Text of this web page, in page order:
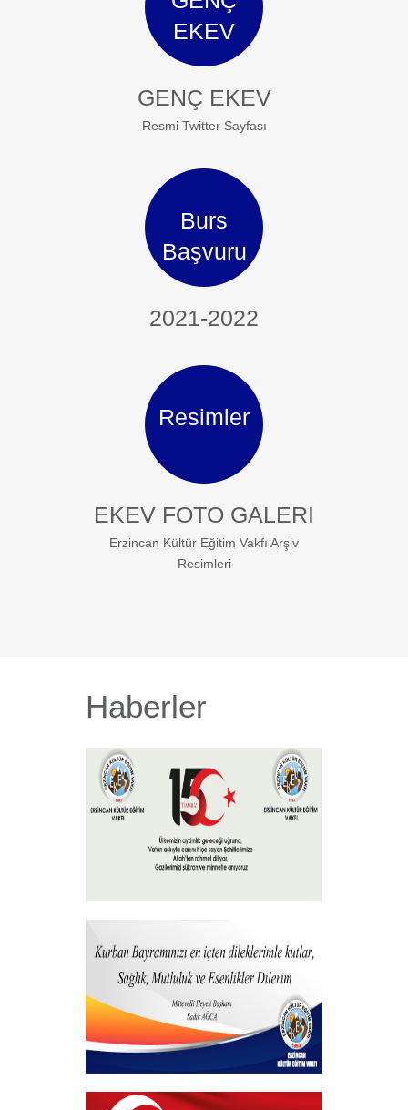
EKEV
GENÇ EKEV
Resmi Twitter Sayfası
Burs
Başvuru
2021-2022
Resimler
EKEV FOTO GALERI
Erzincan Kültür Eğitim Vakfı Arşiv
Resimleri
Haberler
+
Hayırlı Bayramlar